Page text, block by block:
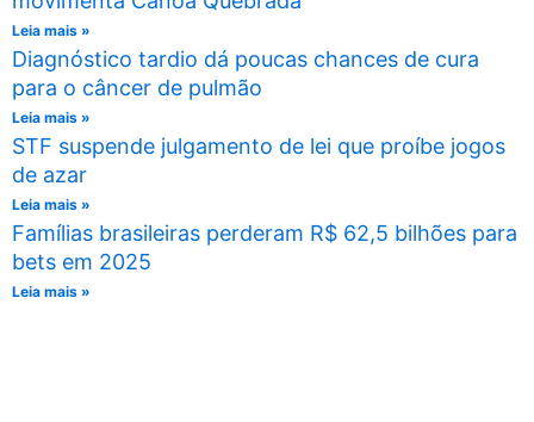
Leia mais »
Diagnóstico tardio dá poucas chances de cura
para o câncer de pulmão
Leia mais »
STF suspende julgamento de lei que proíbe jogos
de azar
Leia mais »
Famílias brasileiras perderam R$ 62,5 bilhões para
bets em 2025
Leia mais »